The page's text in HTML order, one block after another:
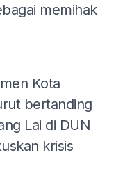
memihak
Kota
bertanding
Lai di DUN
krisis